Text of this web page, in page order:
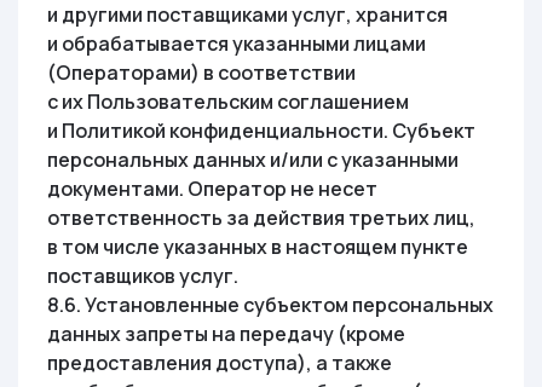
и другими поставщиками услуг, хранится
и обрабатывается указанными лицами
(Операторами) в соответствии
с их Пользовательским соглашением
и Политикой конфиденциальности. Субъект
персональных данных и/или с указанными
документами. Оператор не несет
ответственность за действия третьих лиц,
в том числе указанных в настоящем пункте
поставщиков услуг.
8.6. Установленные субъектом персональных
данных запреты на передачу (кроме
предоставления доступа), а также